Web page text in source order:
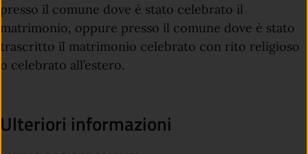
presso il comune dove è stato celebrato il
matrimonio, oppure presso il comune dove è stato
trascritto il matrimonio celebrato con rito religioso
o celebrato all’estero.
Ulteriori informazioni